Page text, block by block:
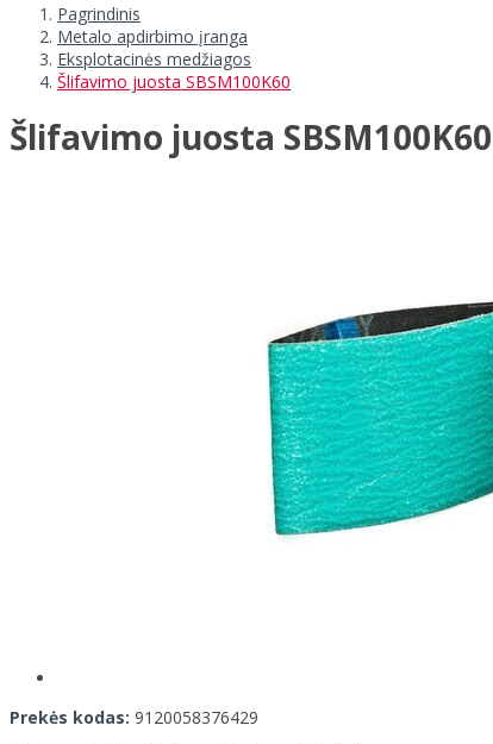
Pagrindinis
Metalo apdirbimo įranga
Eksplotacinės medžiagos
Šlifavimo juosta SBSM100K60
Šlifavimo juosta SBSM100K60
Prekės kodas: 9120058376429